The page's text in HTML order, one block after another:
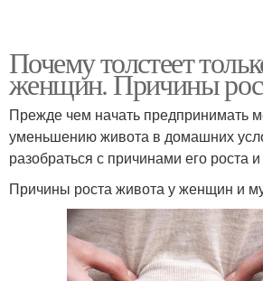
Почему толстеет
женщин. Причины
Прежде чем начать предпринимать
уменьшению живота в домашних
разобраться с причинами его роста
Причины роста живота у женщин и